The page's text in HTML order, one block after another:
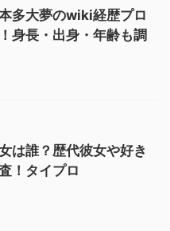
本多大夢のwiki経歴プロ
身長・出身・年齢も調
は誰？歴代彼女や好き
！タイプロ